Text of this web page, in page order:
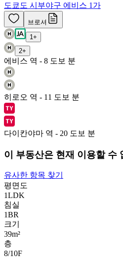
도쿄도 시부야구 에비스 1가
브로셔
1 +
2+
에비스 역 - 8 도보 분
히로오 역 - 11 도보 분
다이칸야마 역 - 20 도보 분
이 부동산은 현재 이용할 수
유사한 항목 찾기
평면도
1LDK
침실
1BR
크기
39m²
층
8/10F